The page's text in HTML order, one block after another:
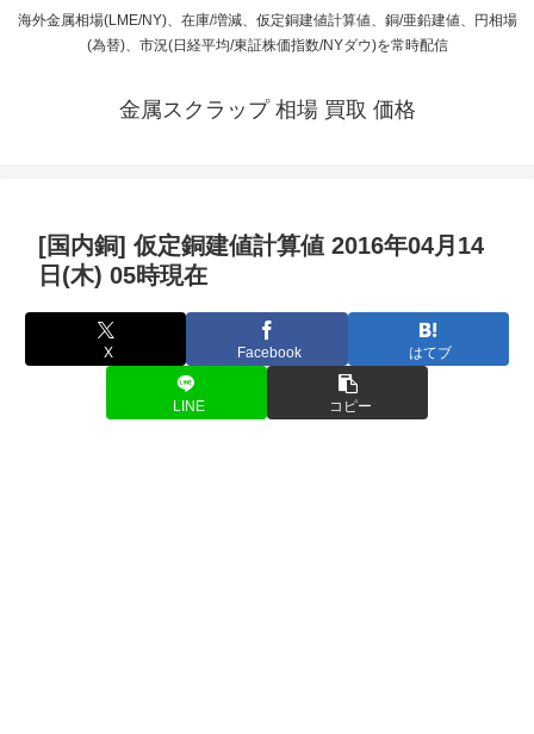
海外金属相場(LME/NY)、在庫/増減、仮定銅建値計算値、銅/亜鉛建値、円相場
(為替)、市況(日経平均/東証株価指数/NYダウ)を常時配信
金属スクラップ 相場 買取 価格
[国内銅] 仮定銅建値計算値 2016年04月14
日(木) 05時現在
X Facebook はてブ
LINE コピー